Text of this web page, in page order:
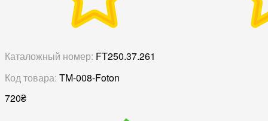
Каталожный номер: FT250.37.261
Код товара: TM-008-Foton
720₴